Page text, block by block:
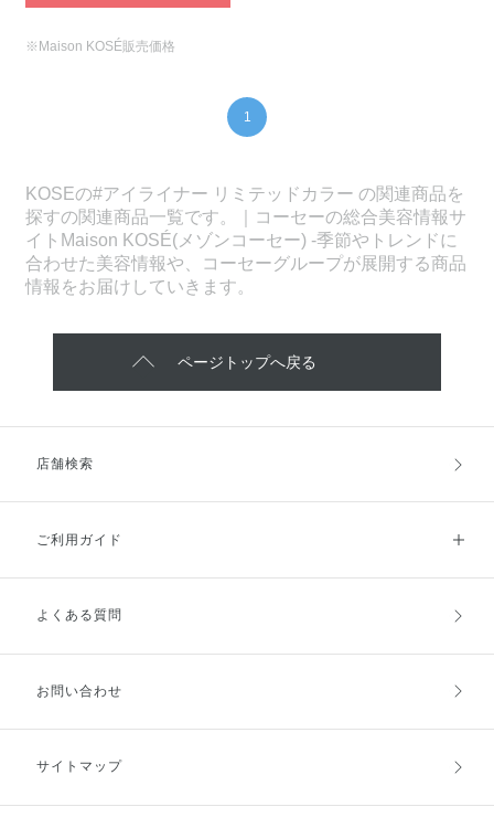
※Maison KOSÉ販売価格
1
KOSEの#アイライナー リミテッドカラー の関連商品を
探すの関連商品一覧です。｜コーセーの総合美容情報サ
イトMaison KOSÉ(メゾンコーセー) -季節やトレンドに
合わせた美容情報や、コーセーグループが展開する商品
情報をお届けしていきます。
ページトップへ戻る
店舗検索
ご利用ガイド
ご利用ガイドトップ
お支払方法
キャンセル・返品・交換
よくある質問
お問い合わせ
サイトマップ